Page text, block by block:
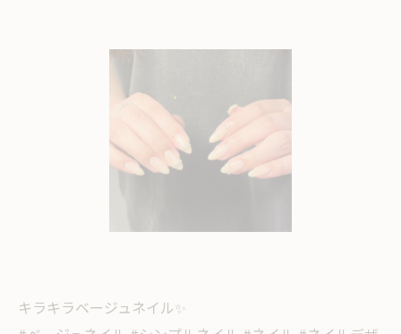
キラキラベージュネイル✨